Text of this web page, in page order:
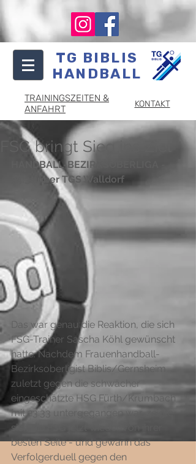
TG BIBLIS
HANDBALL
TRAININGSZEITEN &
ANFAHRT
KONTAKT
FSG bringt Sieg ins Ziel
HANDBALL-BEZIRKSOBERLIGA -
34:31 über TGS Walldorf
Das war genau die Reaktion, die sich
FSG-Trainer Sascha Köhl gewünscht
hatte. Nachdem Frauenhandball-
Bezirksoberligist Biblis/Gernsheim
zuletzt gegen die schwächer
eingeschätzte HSG Fürth/Krumbach
mit 23:33 untergegangen war, zeigte
sich die FSG jetzt wieder von ihrer
besten Seite - und gewann das
Verfolgerduell gegen den